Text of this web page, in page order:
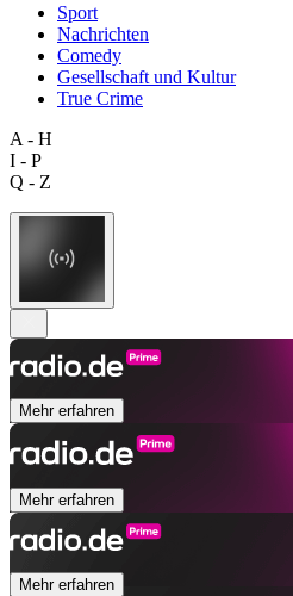
Sport
Nachrichten
Comedy
Gesellschaft und Kultur
True Crime
A - H
I - P
Q - Z
Mehr erfahren
Mehr erfahren
Mehr erfahren